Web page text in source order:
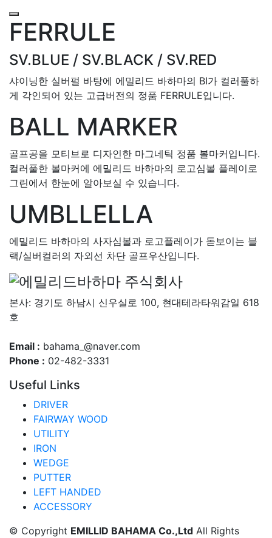
FERRULE
SV.BLUE / SV.BLACK / SV.RED
샤이닝한 실버펄 바탕에 에밀리드 바하마의 BI가 컬러풀하
게 각인되어 있는 고급버전의 정품 FERRULE입니다.
BALL MARKER
골프공을 모티브로 디자인한 마그네틱 정품 볼마커입니다.
컬러풀한 볼마커에 에밀리드 바하마의 로고심볼 플레이로
그린에서 한눈에 알아보실 수 있습니다.
UMBLLELLA
에밀리드 바하마의 사자심볼과 로고플레이가 돋보이는 블
랙/실버컬러의 자외선 차단 골프우산입니다.
본사: 경기도 하남시 신우실로 100, 현대테라타워감일 618
호
Email : bahama_@naver.com
Phone : 02-482-3331
Useful Links
DRIVER
FAIRWAY WOOD
UTILITY
IRON
WEDGE
PUTTER
LEFT HANDED
ACCESSORY
© Copyright EMILLID BAHAMA Co.,Ltd All Rights